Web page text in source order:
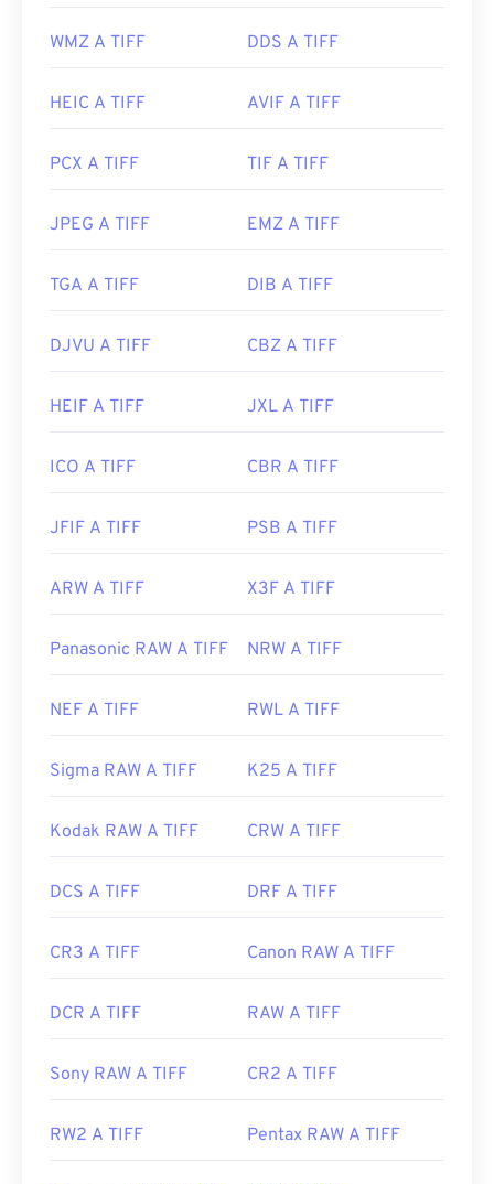
i file TIFF.
Data di uscita iniziale:
1986
https://www.adobe.com/creativecloud/file-
https://www.file-extensions.org/tiff-file-extension
WMZ A TIFF DDS A TIFF
HEIC A TIFF AVIF A TIFF
PCX A TIFF TIF A TIFF
JPEG A TIFF EMZ A TIFF
TGA A TIFF DIB A TIFF
DJVU A TIFF CBZ A TIFF
HEIF A TIFF JXL A TIFF
ICO A TIFF CBR A TIFF
JFIF A TIFF PSB A TIFF
ARW A TIFF X3F A TIFF
Panasonic RAW A TIFF NRW A TIFF
NEF A TIFF RWL A TIFF
Sigma RAW A TIFF K25 A TIFF
Kodak RAW A TIFF CRW A TIFF
DCS A TIFF DRF A TIFF
CR3 A TIFF Canon RAW A TIFF
DCR A TIFF RAW A TIFF
Sony RAW A TIFF CR2 A TIFF
RW2 A TIFF Pentax RAW A TIFF